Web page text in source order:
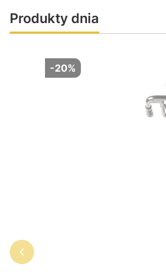
Produkty dnia
-20%